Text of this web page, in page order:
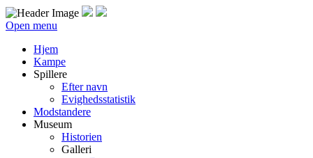
Open menu
Hjem
Kampe
Spillere
Efter navn
Evighedsstatistik
Modstandere
Museum
Historien
Galleri